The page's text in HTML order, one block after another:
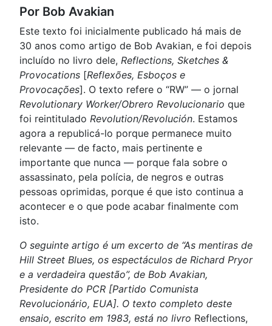
Por Bob Avakian
Este texto foi inicialmente publicado há mais de
30 anos como artigo de Bob Avakian, e foi depois
incluído no livro dele, Reflections, Sketches &
Provocations [Reflexões, Esboços e
Provocações]. O texto refere o “RW” — o jornal
Revolutionary Worker/Obrero Revolucionario que
foi reintitulado Revolution/Revolución. Estamos
agora a republicá-lo porque permanece muito
relevante — de facto, mais pertinente e
importante que nunca — porque fala sobre o
assassinato, pela polícia, de negros e outras
pessoas oprimidas, porque é que isto continua a
acontecer e o que pode acabar finalmente com
isto.
O seguinte artigo é um excerto de “As mentiras de
Hill Street Blues, os espectáculos de Richard Pryor
e a verdadeira questão”, de Bob Avakian,
Presidente do PCR [Partido Comunista
Revolucionário, EUA]. O texto completo deste
ensaio, escrito em 1983, está no livro Reflections,